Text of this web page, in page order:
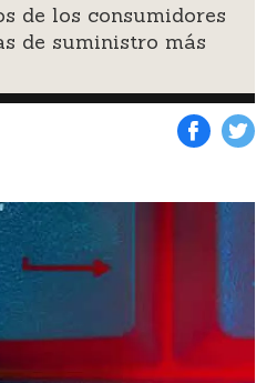
de los consumidores
de suministro más